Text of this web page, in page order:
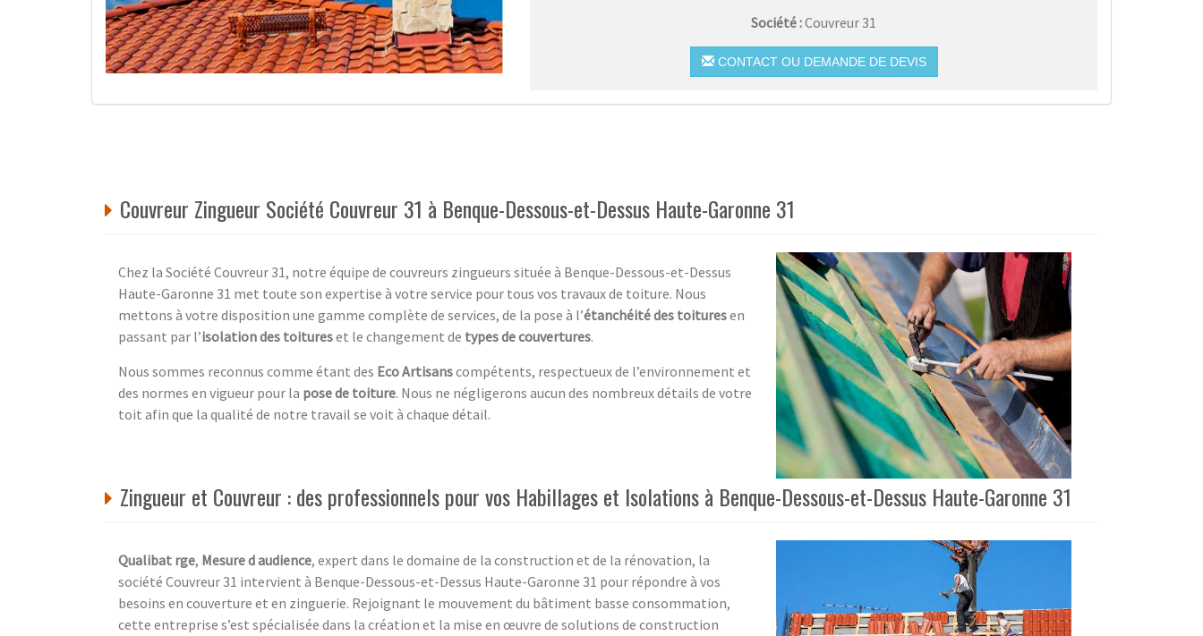
Société :Couvreur 31
CONTACT OU DEMANDE DE DEVIS
Couvreur Zingueur Société Couvreur 31 à Benque-Dessous-et-Dessus Haute-Garonne 31
Chez la Société Couvreur 31, notre équipe de couvreurs zingueurs située à Benque-Dessous-et-Dessus
Haute-Garonne 31 met toute son expertise à votre service pour tous vos travaux de toiture. Nous
mettons à votre disposition une gamme complète de services, de la pose à l’étanchéité des toituresen
passant par l’isolation des toitureset le changement de types de couvertures.
Nous sommes reconnus comme étant des Eco Artisanscompétents, respectueux de l’environnement et
des normes en vigueur pour la pose de toiture. Nous ne négligerons aucun des nombreux détails de votre
toit afin que la qualité de notre travail se voit à chaque détail.
Zingueur et Couvreur : des professionnels pour vos Habillages et Isolations à Benque-Dessous-et-Dessus Haute-Garonne 31
Qualibat rge, Mesure d audience, expert dans le domaine de la construction et de la rénovation, la
société Couvreur 31 intervient à Benque-Dessous-et-Dessus Haute-Garonne 31 pour répondre à vos
besoins en couverture et en zinguerie. Rejoignant le mouvement du bâtiment basse consommation,
cette entreprise s’est spécialisée dans la création et la mise en œuvre de solutions de construction